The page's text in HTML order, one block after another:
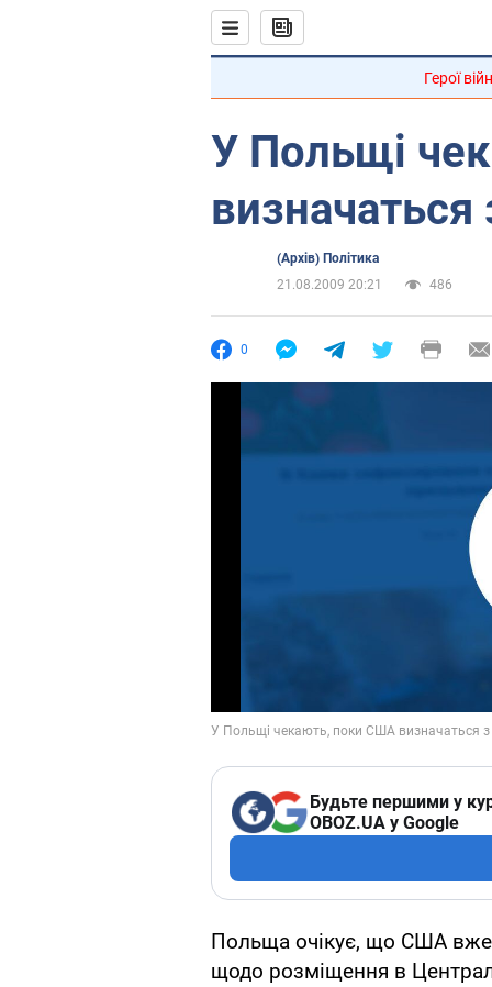
Герої
У Польщі
(Архів) Політика
21.08.2009 20:21
486
0
Будьте першими у
OBOZ.UA у Google
Польща очікує, що США вже
щодо розміщення в